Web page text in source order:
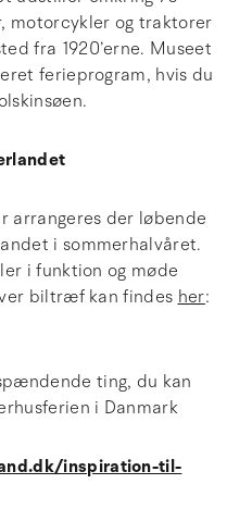
motorcykler og traktorer
fra 1920’erne. Museet
ferieprogram, hvis du
arrangeres der løbende
i sommerhalvåret.
i funktion og møde
biltræf kan findes her:
ting, du kan
i Danmark
inspiration-til-